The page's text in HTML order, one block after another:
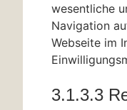
wesentliche
Navigation
Webseite im
3.1.3.3